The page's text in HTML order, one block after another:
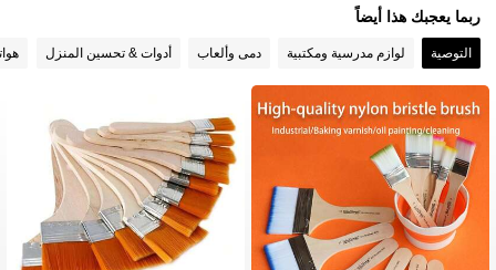
4.82
4.82
4.82 414 متابعون
ربما يعجبك هذا أيضاً
التوصية لوازم مدرسية ومكتبية دمى وألعاب أدوات & تحسين المنزل